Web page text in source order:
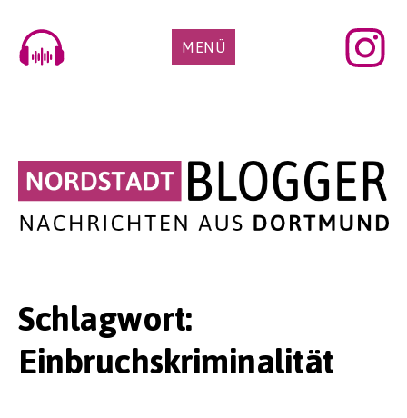
content
MENÜ
Schlagwort:
Einbruchskriminalität